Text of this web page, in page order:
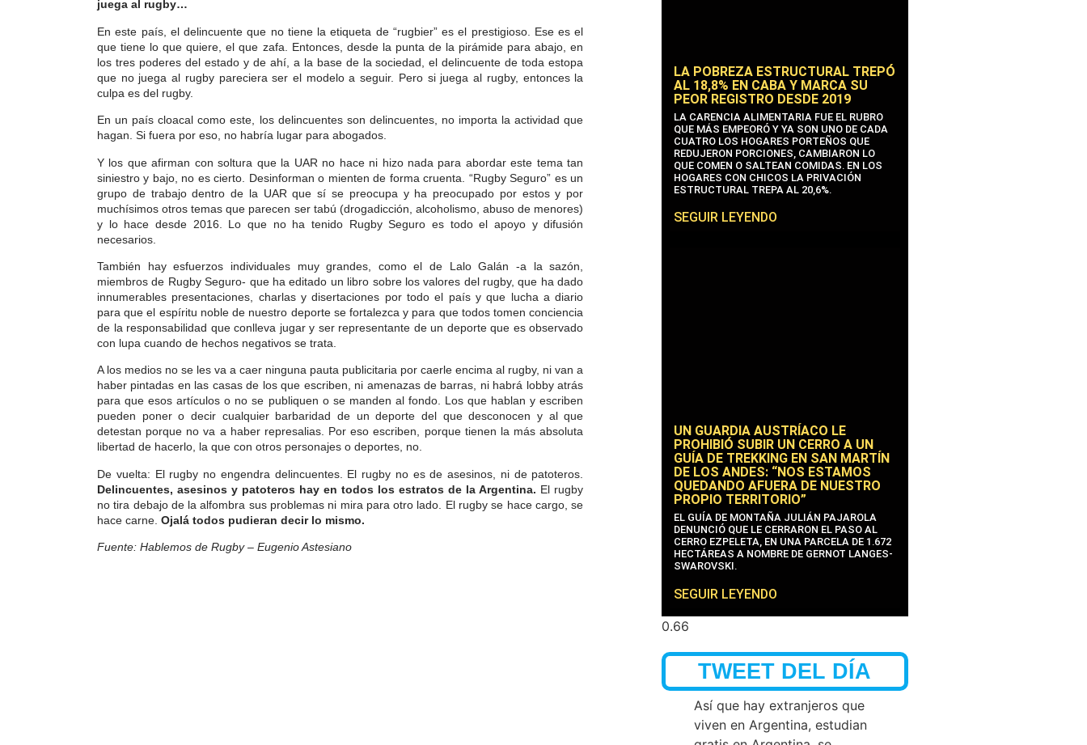
juega al rugby…
En este país, el delincuente que no tiene la etiqueta de “rugbier” es el prestigioso. Ese es el
que tiene lo que quiere, el que zafa. Entonces, desde la punta de la pirámide para abajo, en
los tres poderes del estado y de ahí, a la base de la sociedad, el delincuente de toda estopa
que no juega al rugby pareciera ser el modelo a seguir. Pero si juega al rugby, entonces la
culpa es del rugby.
En un país cloacal como este, los delincuentes son delincuentes, no importa la actividad que
hagan. Si fuera por eso, no habría lugar para abogados.
Y los que afirman con soltura que la UAR no hace ni hizo nada para abordar este tema tan
siniestro y bajo, no es cierto. Desinforman o mienten de forma cruenta. “Rugby Seguro” es un
grupo de trabajo dentro de la UAR que sí se preocupa y ha preocupado por estos y por
muchísimos otros temas que parecen ser tabú (drogadicción, alcoholismo, abuso de menores)
y lo hace desde 2016. Lo que no ha tenido Rugby Seguro es todo el apoyo y difusión
necesarios.
También hay esfuerzos individuales muy grandes, como el de Lalo Galán -a la sazón,
miembros de Rugby Seguro- que ha editado un libro sobre los valores del rugby, que ha dado
innumerables presentaciones, charlas y disertaciones por todo el país y que lucha a diario
para que el espíritu noble de nuestro deporte se fortalezca y para que todos tomen conciencia
de la responsabilidad que conlleva jugar y ser representante de un deporte que es observado
con lupa cuando de hechos negativos se trata.
A los medios no se les va a caer ninguna pauta publicitaria por caerle encima al rugby, ni van a
haber pintadas en las casas de los que escriben, ni amenazas de barras, ni habrá lobby atrás
para que esos artículos o no se publiquen o se manden al fondo. Los que hablan y escriben
pueden poner o decir cualquier barbaridad de un deporte del que desconocen y al que
detestan porque no va a haber represalias. Por eso escriben, porque tienen la más absoluta
libertad de hacerlo, la que con otros personajes o deportes, no.
De vuelta: El rugby no engendra delincuentes. El rugby no es de asesinos, ni de patoteros.
Delincuentes, asesinos y patoteros hay en todos los estratos de la Argentina. El rugby
no tira debajo de la alfombra sus problemas ni mira para otro lado. El rugby se hace cargo, se
hace carne. Ojalá todos pudieran decir lo mismo.
Fuente: Hablemos de Rugby – Eugenio Astesiano
LA POBREZA ESTRUCTURAL TREPÓ
AL 18,8% EN CABA Y MARCA SU
PEOR REGISTRO DESDE 2019
LA CARENCIA ALIMENTARIA FUE EL RUBRO
QUE MÁS EMPEORÓ Y YA SON UNO DE CADA
CUATRO LOS HOGARES PORTEÑOS QUE
REDUJERON PORCIONES, CAMBIARON LO
QUE COMEN O SALTEAN COMIDAS. EN LOS
HOGARES CON CHICOS LA PRIVACIÓN
ESTRUCTURAL TREPA AL 20,6%.
SEGUIR LEYENDO
UN GUARDIA AUSTRÍACO LE
PROHIBIÓ SUBIR UN CERRO A UN
GUÍA DE TREKKING EN SAN MARTÍN
DE LOS ANDES: “NOS ESTAMOS
QUEDANDO AFUERA DE NUESTRO
PROPIO TERRITORIO”
EL GUÍA DE MONTAÑA JULIÁN PAJAROLA
DENUNCIÓ QUE LE CERRARON EL PASO AL
CERRO EZPELETA, EN UNA PARCELA DE 1.672
HECTÁREAS A NOMBRE DE GERNOT LANGES-
SWAROVSKI.
SEGUIR LEYENDO
TWEET DEL DÍA
Así que hay extranjeros que
viven en Argentina, estudian